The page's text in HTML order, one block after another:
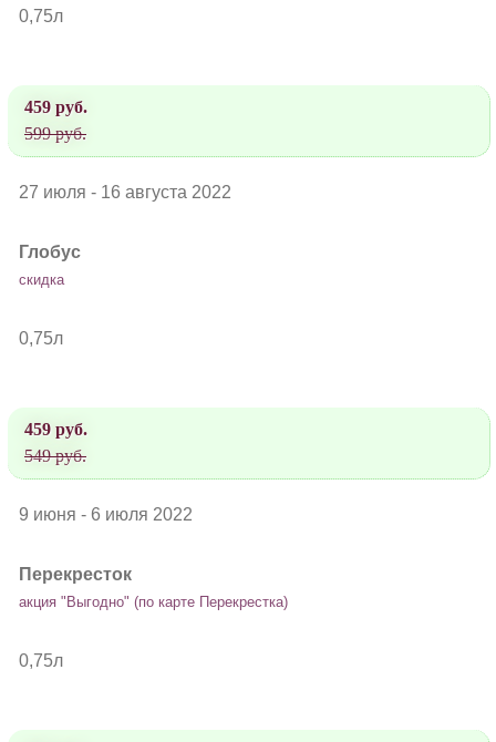
0,75л
459 руб.
599 руб.
27 июля - 16 августа 2022
Глобус
скидка
0,75л
459 руб.
549 руб.
9 июня - 6 июля 2022
Перекресток
акция "Выгодно" (по карте Перекрестка)
0,75л